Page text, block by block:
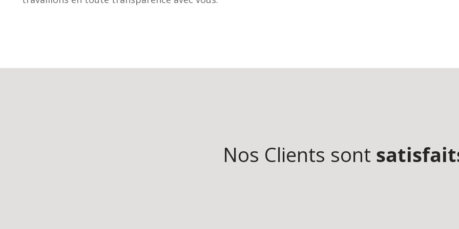
Nos Clients sont